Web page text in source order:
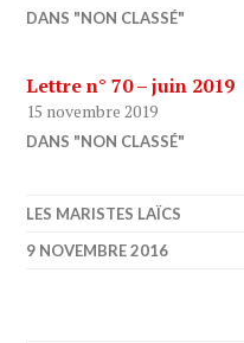
DANS "NON CLASSÉ"
Lettre n° 70 – juin 2019
15 novembre 2019
DANS "NON CLASSÉ"
LES MARISTES LAÏCS
9 NOVEMBRE 2016